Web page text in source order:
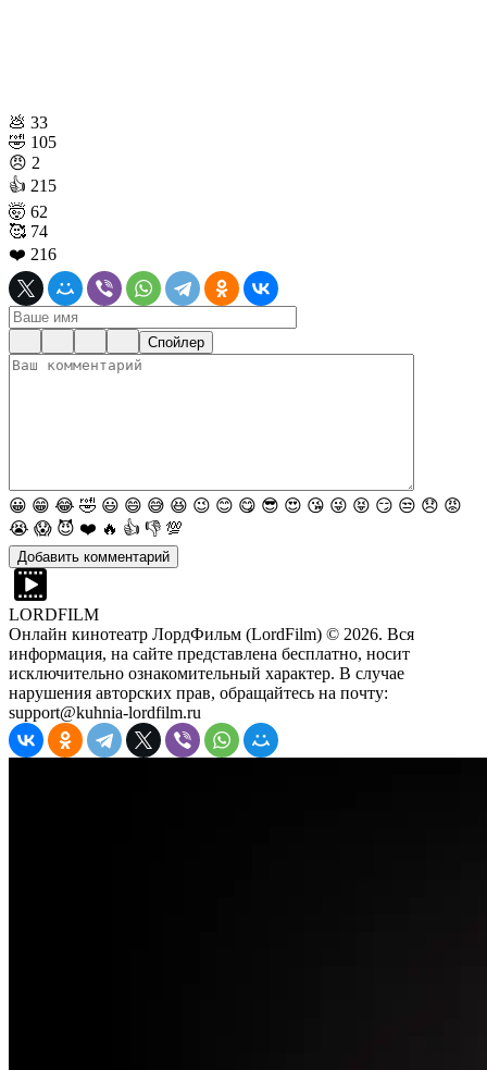
💩 33
🤣 105
😠 2
👍 215
🤯 62
🥰 74
❤️ 216
Спойлер
😀 😁 😂 🤣 😃 😄 😅 😆 😉 😊 😋 😎 😍 😘 😜 😝 😏 😒 😞 😡
😭 😱 😈 ❤️ 🔥 👍 👎 💯
LORDFILM
Онлайн кинотеатр ЛордФильм (LordFilm) © 2026. Вся
информация, на сайте представлена бесплатно, носит
исключительно ознакомительный характер. В случае
нарушения авторских прав, обращайтесь на почту:
support@kuhnia-lordfilm.ru